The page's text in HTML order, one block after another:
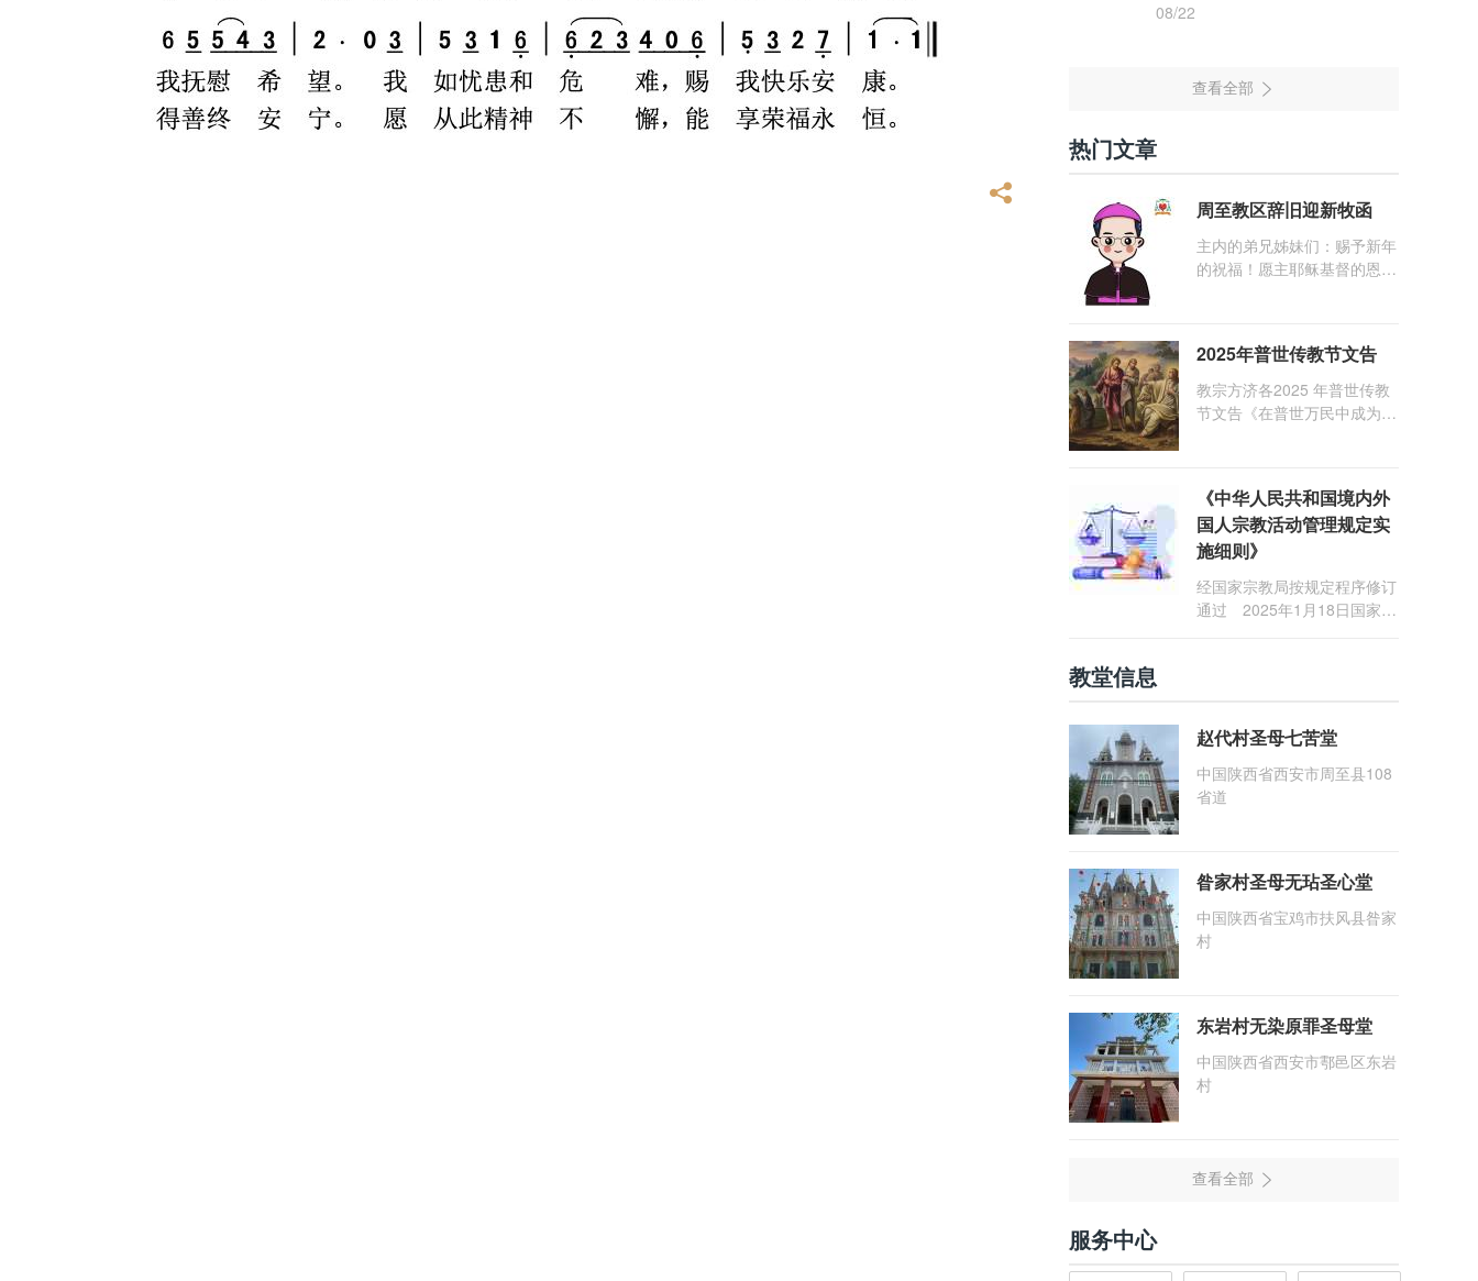
08/22
热门文章
周至教区辞旧迎新牧函
主内的弟兄姊妹们：赐予新年
的祝福！愿主耶稣基督的恩
们，愿临在的救主基督安慰你
们，并圣化你们的生活，作为
祝贺祂诞辰的珍贵礼品。
2025年普世传教节文告
教宗方济各2025 年普世传教
节文告《在普世万民中成为怀
《中华人民共和国境内外
国人宗教活动管理规定实
施细则》
经国家宗教局按规定程序修订
通过 2025年1月18日国家宗
教堂信息
赵代村圣母七苦堂
中国陕西省西安市周至县108
省道
昝家村圣母无玷圣心堂
中国陕西省宝鸡市扶风县昝家
村
东岩村无染原罪圣母堂
中国陕西省西安市鄠邑区东岩
村
服务中心